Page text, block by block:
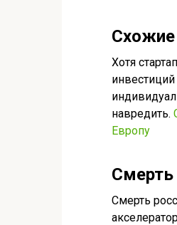
Хотя
навредить.
Европу
Смерть
Смерть